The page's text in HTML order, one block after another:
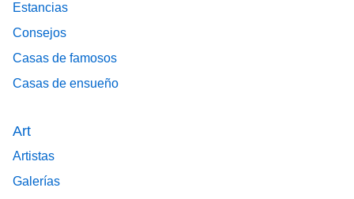
Estancias
Consejos
Casas de famosos
Casas de ensueño
Art
Artistas
Galerías